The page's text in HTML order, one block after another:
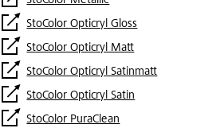
StoColor Opticryl Gloss
StoColor Opticryl Matt
StoColor Opticryl Satinmatt
StoColor Opticryl Satin
StoColor PuraClean